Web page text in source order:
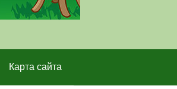
Карта сайта